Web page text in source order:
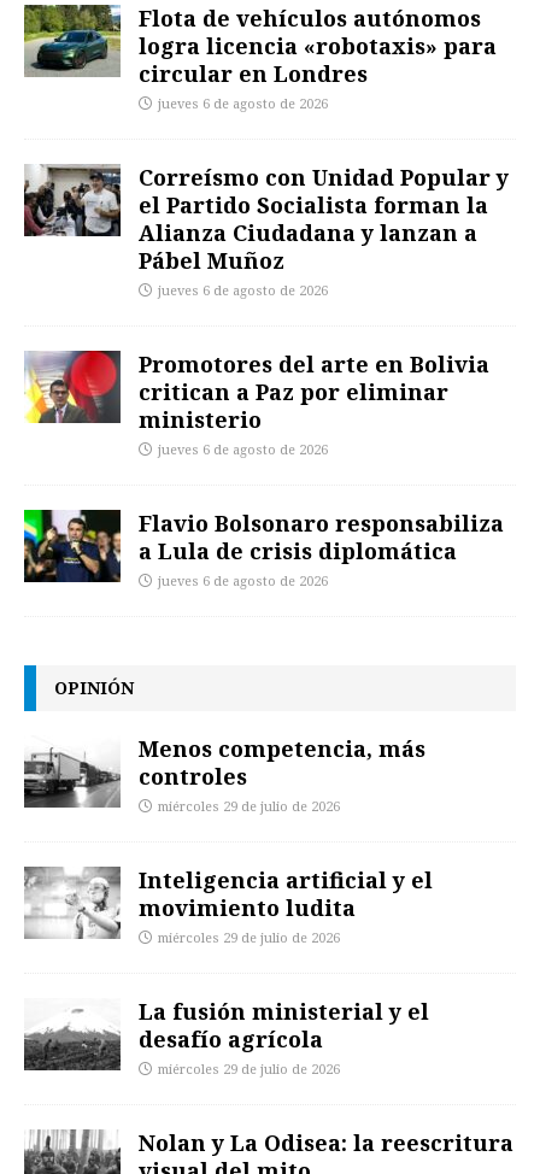
Flota de vehículos autónomos
logra licencia «robotaxis» para
circular en Londres
jueves 6 de agosto de 2026
Correísmo con Unidad Popular y
el Partido Socialista forman la
Alianza Ciudadana y lanzan a
Pábel Muñoz
jueves 6 de agosto de 2026
Promotores del arte en Bolivia
critican a Paz por eliminar
ministerio
jueves 6 de agosto de 2026
Flavio Bolsonaro responsabiliza
a Lula de crisis diplomática
jueves 6 de agosto de 2026
OPINIÓN
Menos competencia, más
controles
miércoles 29 de julio de 2026
Inteligencia artificial y el
movimiento ludita
miércoles 29 de julio de 2026
La fusión ministerial y el
desafío agrícola
miércoles 29 de julio de 2026
Nolan y La Odisea: la reescritura